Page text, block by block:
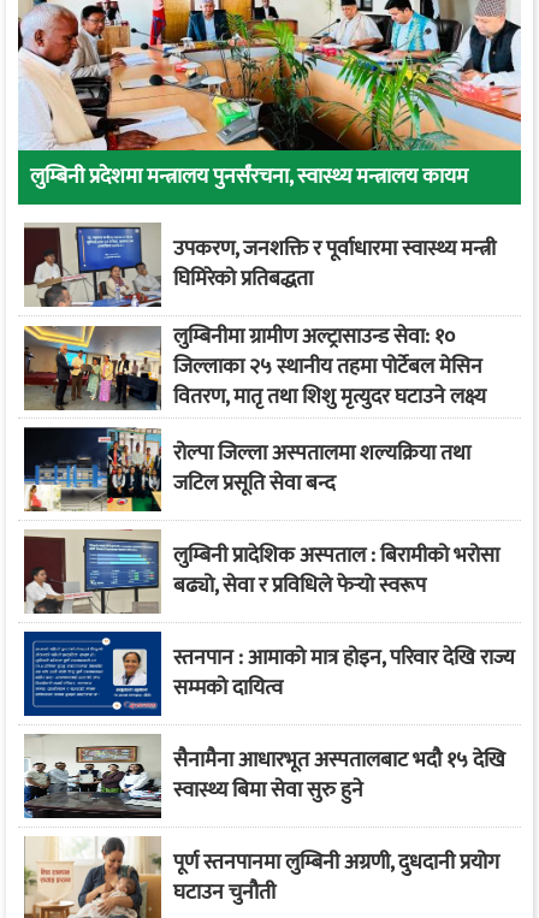
लुम्बिनी प्रदेशमा मन्त्रालय पुनर्संरचना, स्वास्थ्य मन्त्रालय कायम
उपकरण, जनशक्ति र पूर्वाधारमा स्वास्थ्य मन्त्री
घिमिरेको प्रतिबद्धता
लुम्बिनीमा ग्रामीण अल्ट्रासाउन्ड सेवा: १०
जिल्लाका २५ स्थानीय तहमा पोर्टेबल मेसिन
वितरण, मातृ तथा शिशु मृत्युदर घटाउने लक्ष्य
रोल्पा जिल्ला अस्पतालमा शल्यक्रिया तथा
जटिल प्रसूति सेवा बन्द
लुम्बिनी प्रादेशिक अस्पताल : बिरामीको भरोसा
बढ्यो, सेवा र प्रविधिले फेर्‍यो स्वरूप
स्तनपान : आमाको मात्र होइन, परिवार देखि राज्य
सम्मको दायित्व
सैनामैना आधारभूत अस्पतालबाट भदौ १५ देखि
स्वास्थ्य बिमा सेवा सुरु हुने
पूर्ण स्तनपानमा लुम्बिनी अग्रणी, दुधदानी प्रयोग
घटाउन चुनौती